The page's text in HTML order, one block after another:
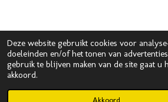
Deze website gebruikt cookies voor
doeleinden en/of het tonen van
gebruik te blijven maken van de site gaat u
akkoord.
Akkoord